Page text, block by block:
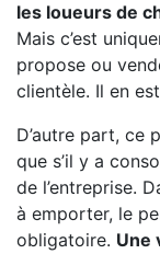
les loueurs de
Mais c’est
propose ou
clientèle. Il en
D’autre part, ce
que s’il y a
de l’entreprise.
à emporter, le
obligatoire. Une